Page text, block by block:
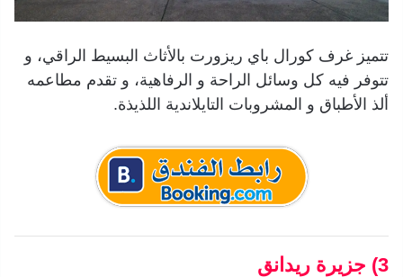
تتميز غرف كورال باي ريزورت بالأثاث البسيط الراقي، و
تتوفر فيه كل وسائل الراحة و الرفاهية، و تقدم مطاعمه
ألذ الأطباق و المشروبات التايلاندية اللذيذة.
3) جزيرة ریدانق